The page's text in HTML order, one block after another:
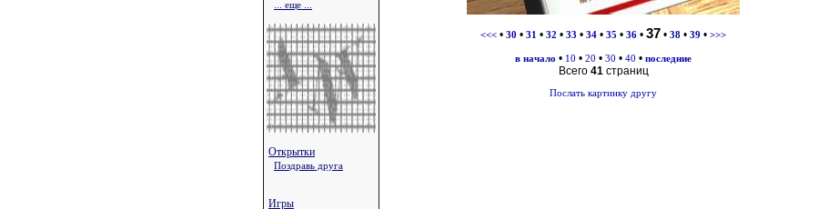
... еще ...
Открытки
Поздравь друга
Игры
<<< • 30 • 31 • 32 • 33 • 34 • 35 • 36 • 37 • 38 • 39 • >>>
в начало • 10 • 20 • 30 • 40 • последние
Всего 41страниц
Послать картинку другу